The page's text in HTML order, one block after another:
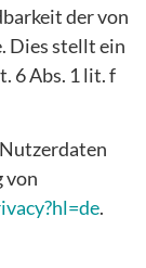
der von
Dies stellt ein
6 Abs. 1 lit. f
von
.